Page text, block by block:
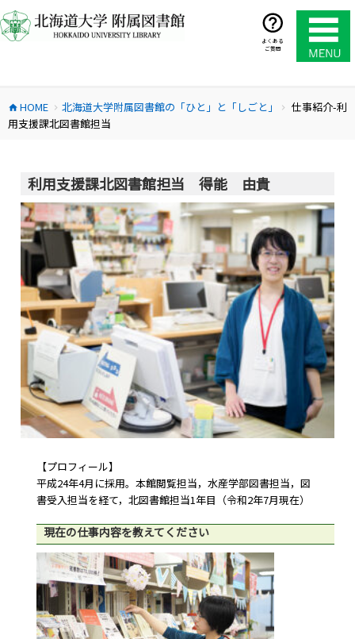
ン
テ
ス
キ
よくある
ご質問
home HOME chevron_right 北海道大学附属図書館の「ひと」と「しごと」 chevron_right
仕事紹介-利
用支援課北図書館担当
利用支援課北図書館担当 得能 由貴
【プロフィール】
平成24年4月に採用。本館閲覧担当，水産学部図書担当，図
書受入担当を経て，北図書館担当1年目（令和2年7月現在）
現在の仕事内容を教えてください